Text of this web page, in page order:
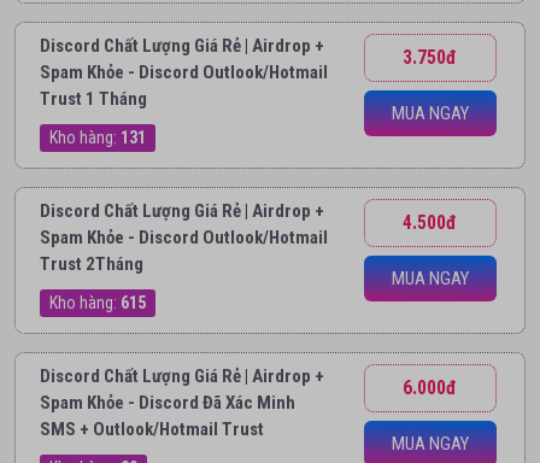
Discord Chất Lượng Giá Rẻ | Airdrop +
Spam Khỏe - Discord Outlook/Hotmail
Trust 1 Tháng
Kho hàng: 131
3.750đ
MUA NGAY
Discord Chất Lượng Giá Rẻ | Airdrop +
Spam Khỏe - Discord Outlook/Hotmail
Trust 2Tháng
Kho hàng: 615
4.500đ
MUA NGAY
Discord Chất Lượng Giá Rẻ | Airdrop +
Spam Khỏe - Discord Đã Xác Minh
SMS + Outlook/Hotmail Trust
6.000đ
MUA NGAY